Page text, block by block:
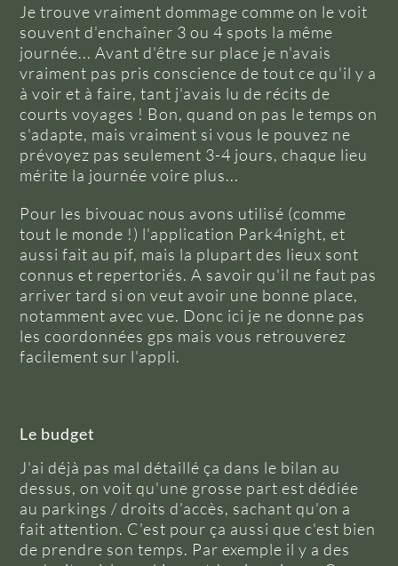
Je trouve vraiment dommage comme on le voit
souvent d'enchaîner 3 ou 4 spots la même
journée... Avant d'être sur place je n'avais
vraiment pas pris conscience de tout ce qu'il y a
à voir et à faire, tant j'avais lu de récits de
courts voyages ! Bon, quand on pas le temps on
s'adapte, mais vraiment si vous le pouvez ne
prévoyez pas seulement 3-4 jours, chaque lieu
mérite la journée voire plus...
Pour les bivouac nous avons utilisé (comme
tout le monde !) l'application Park4night, et
aussi fait au pif, mais la plupart des lieux sont
connus et repertoriés. A savoir qu'il ne faut pas
arriver tard si on veut avoir une bonne place,
notamment avec vue. Donc ici je ne donne pas
les coordonnées gps mais vous retrouverez
facilement sur l'appli.
Le budget
J'ai déjà pas mal détaillé ça dans le bilan au
dessus, on voit qu'une grosse part est dédiée
au parkings / droits d’accès, sachant qu'on a
fait attention. C'est pour ça aussi que c'est bien
de prendre son temps. Par exemple il y a des